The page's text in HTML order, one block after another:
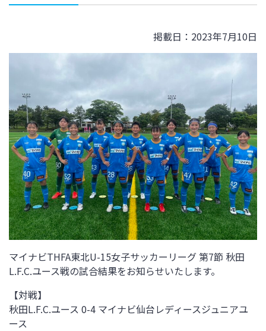
掲載日：2023年7月10日
マイナビTHFA東北U-15女子サッカーリーグ 第7節 秋田
L.F.C.ユース戦の試合結果をお知らせいたします。
【対戦】
秋田L.F.C.ユース 0-4 マイナビ仙台レディースジュニアユ
ース